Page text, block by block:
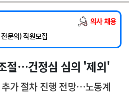
의사 채용
과 임기제 임상의사 채용
(소아응급전담) 계약직 의사 공개채용
문의) 직원모집
지던트1년차) 모집
턴 모집
절…건정심 심의 '제외'
가 절차 진행 전망…노동계